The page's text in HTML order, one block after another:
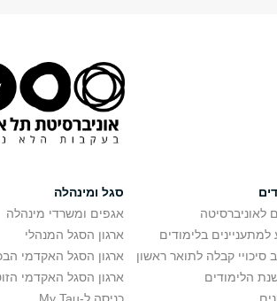
לאוניברסיטה
למתעניינים בלימודים
סיכויי קבלה לתואר ראשון
הלימודים
סגל ומינהלה
אגפים ומשרדי מינהלה
ארגון הסגל המנהלי
ארגון הסגל האקדמי
ארגון הסגל האקדמי
כניסה ל-My Tau